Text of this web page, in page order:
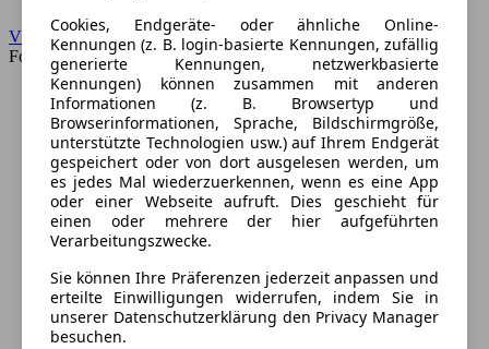
VW
Forum
Cookies, Endgeräte- oder ähnliche Online-
Kennungen (z. B. login-basierte Kennungen, zufällig
generierte Kennungen, netzwerkbasierte
Kennungen) können zusammen mit anderen
Informationen (z. B. Browsertyp und
Browserinformationen, Sprache, Bildschirmgröße,
unterstützte Technologien usw.) auf Ihrem Endgerät
gespeichert oder von dort ausgelesen werden, um
es jedes Mal wiederzuerkennen, wenn es eine App
oder einer Webseite aufruft. Dies geschieht für
einen oder mehrere der hier aufgeführten
Verarbeitungszwecke.
Sie können Ihre Präferenzen jederzeit anpassen und
erteilte Einwilligungen widerrufen, indem Sie in
unserer Datenschutzerklärung den Privacy Manager
besuchen.